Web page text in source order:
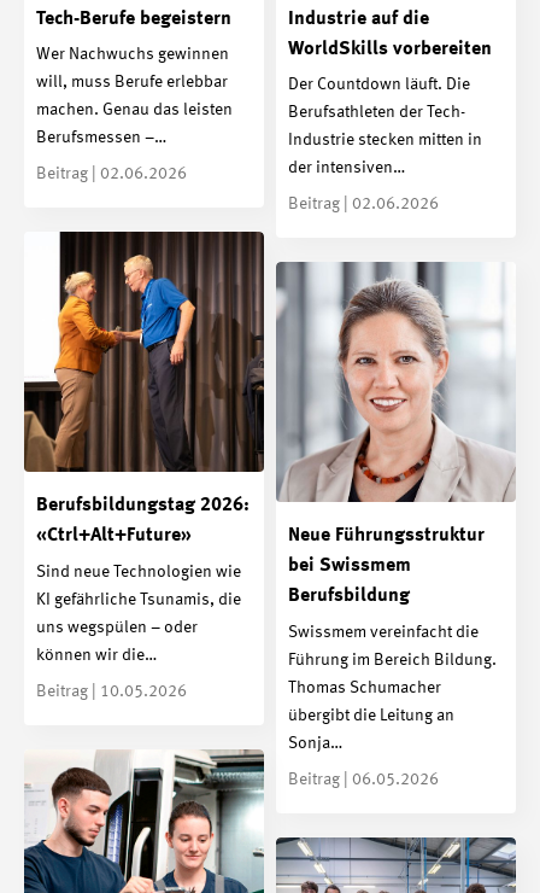
Tech-Berufe begeistern
Wer Nachwuchs gewinnen
will, muss Berufe erlebbar
machen. Genau das leisten
Berufsmessen –…
Beitrag | 02.06.2026
Industrie auf die
WorldSkills vorbereiten
Der Countdown läuft. Die
Berufsathleten der Tech-
Industrie stecken mitten in
der intensiven…
Beitrag | 02.06.2026
Berufsbildungstag 2026:
«Ctrl+Alt+Future»
Sind neue Technologien wie
KI gefährliche Tsunamis, die
uns wegspülen – oder
können wir die…
Beitrag | 10.05.2026
Neue Führungsstruktur
bei Swissmem
Berufsbildung
Swissmem vereinfacht die
Führung im Bereich Bildung.
Thomas Schumacher
übergibt die Leitung an
Sonja…
Beitrag | 06.05.2026